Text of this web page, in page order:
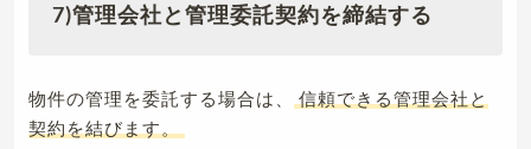
7)管理会社と管理委託契約を締結する
物件の管理を委託する場合は、
信頼できる管理会社と
契約を結びます。